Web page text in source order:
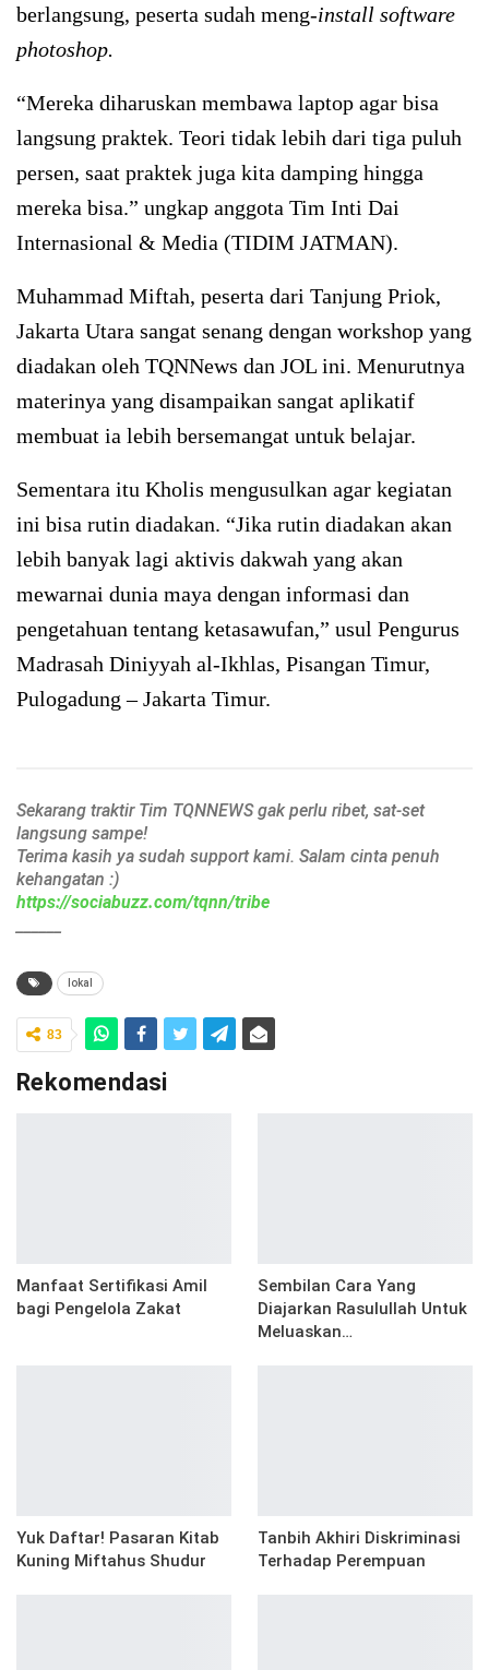
berlangsung, peserta sudah meng-install software
photoshop.
“Mereka diharuskan membawa laptop agar bisa
langsung praktek. Teori tidak lebih dari tiga puluh
persen, saat praktek juga kita damping hingga
mereka bisa.” ungkap anggota Tim Inti Dai
Internasional & Media (TIDIM JATMAN).
Muhammad Miftah, peserta dari Tanjung Priok,
Jakarta Utara sangat senang dengan workshop yang
diadakan oleh TQNNews dan JOL ini. Menurutnya
materinya yang disampaikan sangat aplikatif
membuat ia lebih bersemangat untuk belajar.
Sementara itu Kholis mengusulkan agar kegiatan
ini bisa rutin diadakan. “Jika rutin diadakan akan
lebih banyak lagi aktivis dakwah yang akan
mewarnai dunia maya dengan informasi dan
pengetahuan tentang ketasawufan,” usul Pengurus
Madrasah Diniyyah al-Ikhlas, Pisangan Timur,
Pulogadung – Jakarta Timur.
Sekarang traktir Tim TQNNEWS gak perlu ribet, sat-set
langsung sampe!
Terima kasih ya sudah support kami. Salam cinta penuh
kehangatan :)
https://sociabuzz.com/tqnn/tribe
lokal
83
Rekomendasi
Manfaat Sertifikasi Amil
bagi Pengelola Zakat
Sembilan Cara Yang
Diajarkan Rasulullah Untuk
Meluaskan…
Yuk Daftar! Pasaran Kitab
Kuning Miftahus Shudur
Tanbih Akhiri Diskriminasi
Terhadap Perempuan